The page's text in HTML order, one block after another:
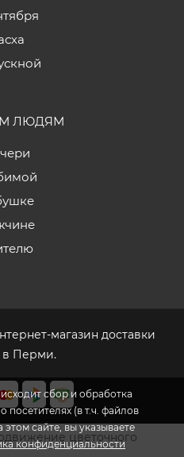
сбор и обработка
посетителях (в т.ч. файлов
этом сайте, вы указываете
конфиденциальности
ЛЮДЯМ
магазин доставки
в Перми.
цветочного